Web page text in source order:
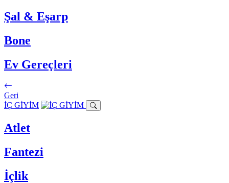
Şal & Eşarp
Bone
Ev Gereçleri
Geri
İÇ GİYİM
Atlet
Fantezi
İçlik